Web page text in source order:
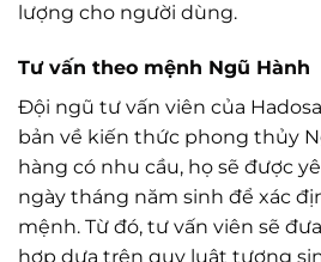
lượng cho người dùng.
Tư vấn theo mệnh Ngũ Hành
Đội ngũ tư vấn viên của
bản về kiến thức phong thủy
hàng có nhu cầu, họ sẽ được
ngày tháng năm sinh để xác
mệnh. Từ đó, tư vấn viên sẽ
hợp dựa trên quy luật tương